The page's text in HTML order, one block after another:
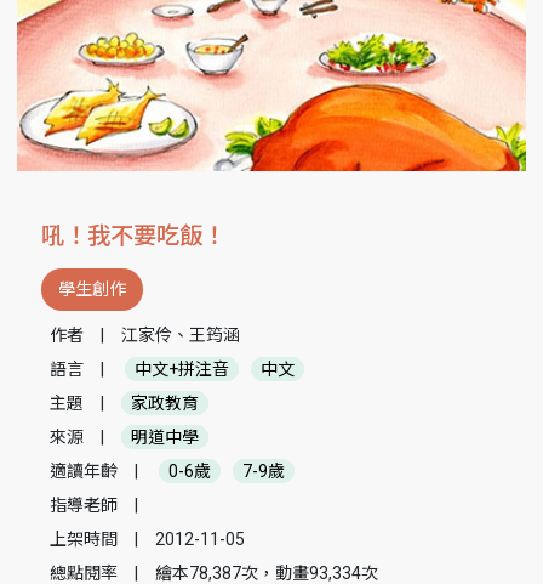
吼！我不要吃飯！
學生創作
作者
江家伶、王筠涵
語言
中文+拼注音
中文
主題
家政教育
來源
明道中學
適讀年齡
0-6歲
7-9歲
指導老師
上架時間
2012-11-05
總點閱率
繪本78,387次，動畫93,334次